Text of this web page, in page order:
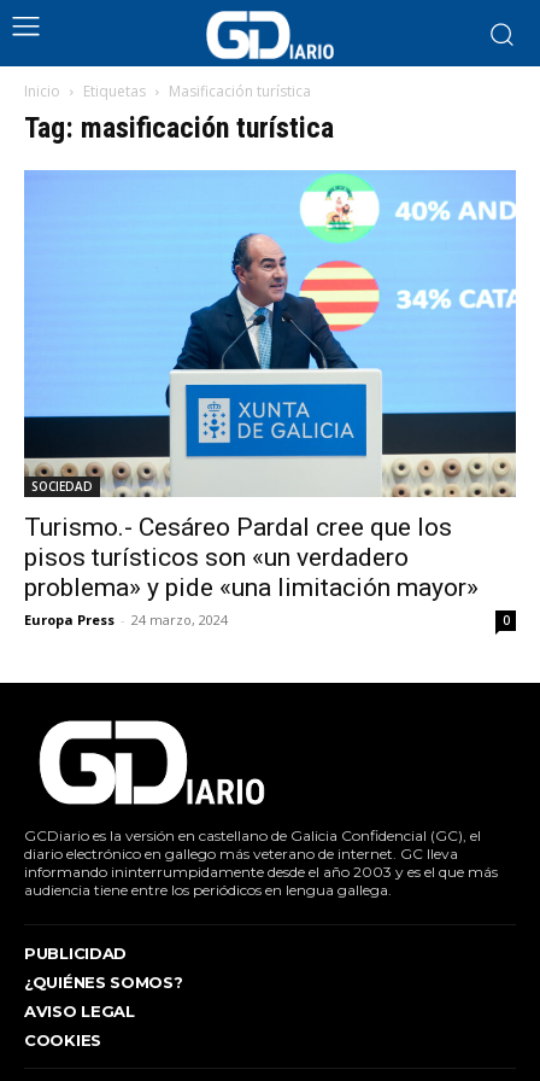
Inicio Etiquetas Masificación turística
Tag: masificación turística
SOCIEDAD
Turismo.- Cesáreo Pardal cree que los
pisos turísticos son «un verdadero
problema» y pide «una limitación mayor»
Europa Press - 24 marzo, 2024 0
GCDiario es la versión en castellano de Galicia Confidencial (GC), el
diario electrónico en gallego más veterano de internet. GC lleva
informando ininterrumpidamente desde el año 2003 y es el que más
audiencia tiene entre los periódicos en lengua gallega.
PUBLICIDAD
¿QUIÉNES SOMOS?
AVISO LEGAL
COOKIES